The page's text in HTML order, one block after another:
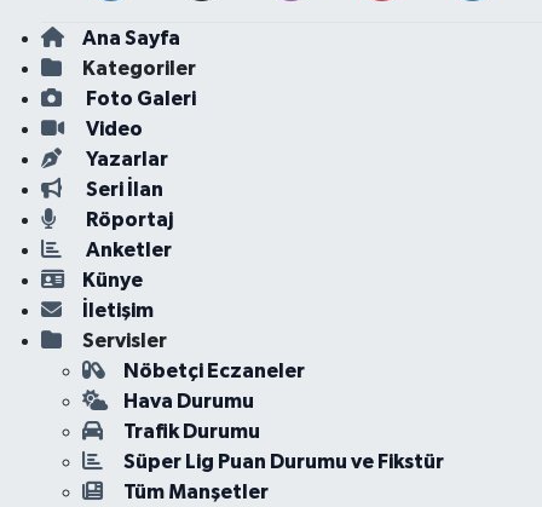
Ana Sayfa
Kategoriler
Foto Galeri
Video
Yazarlar
Seri İlan
Röportaj
Anketler
Künye
İletişim
Servisler
Nöbetçi Eczaneler
Hava Durumu
Trafik Durumu
Süper Lig Puan Durumu ve Fikstür
Tüm Manşetler